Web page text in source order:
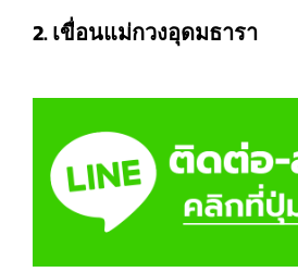
2. เขื่อนแม่กวงอุดมธารา